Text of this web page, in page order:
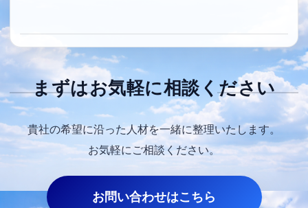
まずはお気軽に相談ください
貴社の希望に沿った人材を一緒に整理いたします。
お気軽にご相談ください。
お問い合わせはこちら